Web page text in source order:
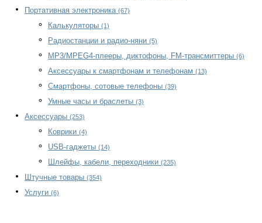
Портативная электроника (67)
Калькуляторы (1)
Радиостанции и радио-няни (5)
MP3/MPEG4-плееры, диктофоны, FM-трансмиттеры (6)
Аксессуары к смартфонам и телефонам (13)
Смартфоны, сотовые телефоны (39)
Умные часы и браслеты (3)
Аксессуары (253)
Коврики (4)
USB-гаджеты (14)
Шлейфы, кабели, переходники (235)
Штучные товары (354)
Услуги (6)